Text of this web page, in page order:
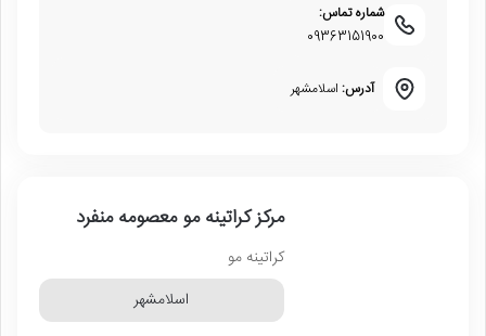
شماره تماس:
09363151900
آدرس: اسلامشهر
مرکز کراتینه مو معصومه منفرد
کراتینه مو
اسلامشهر